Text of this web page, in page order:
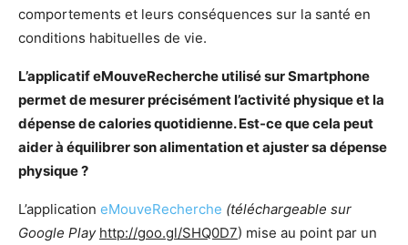
comportements et leurs conséquences sur la santé en
conditions habituelles de vie.
L’applicatif eMouveRecherche utilisé sur Smartphone
permet de mesurer précisément l’activité physique et la
dépense de calories quotidienne. Est-ce que cela peut
aider à équilibrer son alimentation et ajuster sa dépense
physique ?
L’application eMouveRecherche (téléchargeable sur
Google Play http://goo.gl/SHQ0D7) mise au point par un